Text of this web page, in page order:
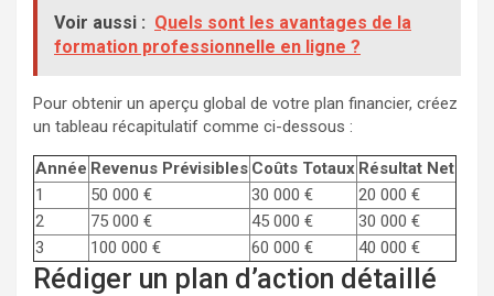
Voir aussi : Quels sont les avantages de la
formation professionnelle en ligne ?
Pour obtenir un aperçu global de votre plan financier, créez
un tableau récapitulatif comme ci-dessous :
Année Revenus Prévisibles Coûts Totaux Résultat Net
1
50 000 € 30 000 €
20 000 €
2
75 000 € 45 000 €
30 000 €
3
100 000 € 60 000 € 40 000 €
Rédiger un plan d’action détaillé